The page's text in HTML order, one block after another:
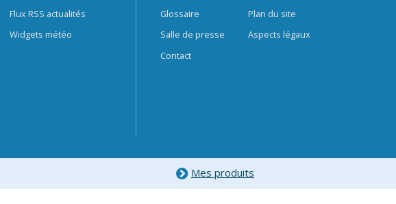
Flux RSS actualités
Widgets météo
Glossaire
Salle de presse
Contact
Plan du site
Aspects légaux
Mes produits